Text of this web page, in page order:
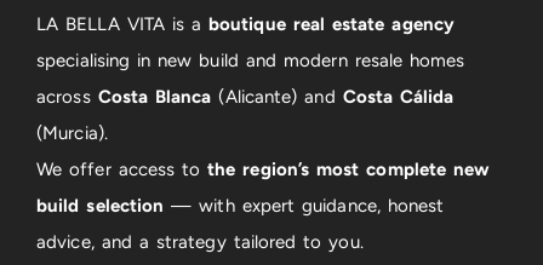
LA BELLA VITA is a boutique real estate agency
specialising in new build and modern resale homes
across Costa Blanca(Alicante) and Costa Cálida
(Murcia).
We offer access tothe region’s most complete new
build selection — with expert guidance, honest
advice, and a strategy tailored to you.